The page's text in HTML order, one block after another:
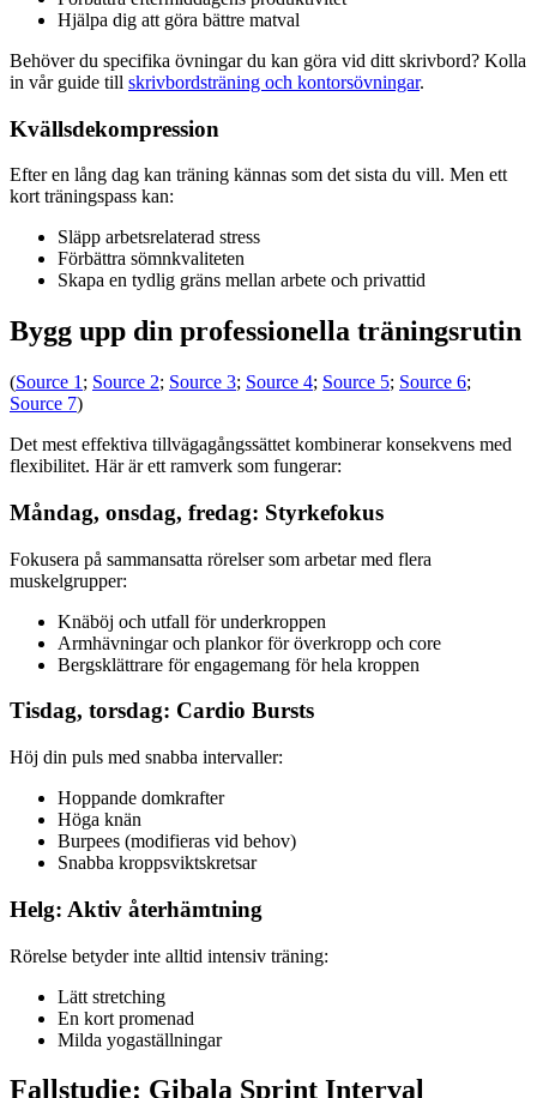
Hjälpa dig att göra bättre matval
Behöver du specifika övningar du kan göra vid ditt skrivbord? Kolla
in vår guide till skrivbordsträning och kontorsövningar.
Kvällsdekompression
Efter en lång dag kan träning kännas som det sista du vill. Men ett
kort träningspass kan:
Släpp arbetsrelaterad stress
Förbättra sömnkvaliteten
Skapa en tydlig gräns mellan arbete och privattid
Bygg upp din professionella träningsrutin
(Source 1 ; Source 2; Source 3; Source 4; Source 5; Source 6;
Source 7)
Det mest effektiva tillvägagångssättet kombinerar konsekvens med
flexibilitet. Här är ett ramverk som fungerar:
Måndag, onsdag, fredag: Styrkefokus
Fokusera på sammansatta rörelser som arbetar med flera
muskelgrupper:
Knäböj och utfall för underkroppen
Armhävningar och plankor för överkropp och core
Bergsklättrare för engagemang för hela kroppen
Tisdag, torsdag: Cardio Bursts
Höj din puls med snabba intervaller:
Hoppande domkrafter
Höga knän
Burpees (modifieras vid behov)
Snabba kroppsviktskretsar
Helg: Aktiv återhämtning
Rörelse betyder inte alltid intensiv träning:
Lätt stretching
En kort promenad
Milda yogaställningar
Fallstudie: Gibala Sprint Interval